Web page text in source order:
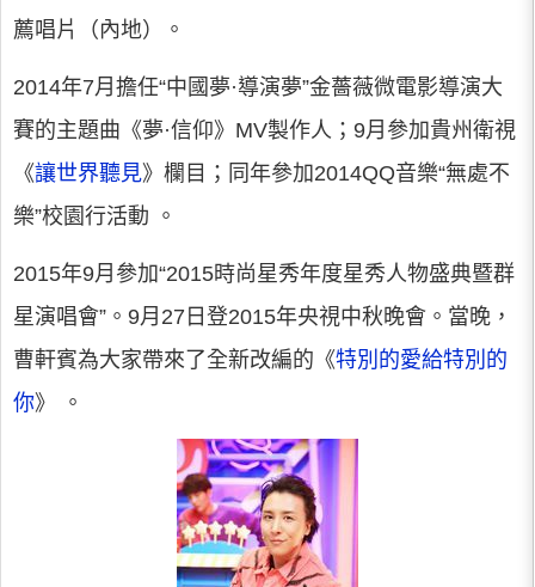
薦唱片（內地）。
2014年7月擔任“中國夢·導演夢”金薔薇微電影導演大
賽的主題曲《夢·信仰》MV製作人；9月參加貴州衛視
《讓世界聽見》欄目；同年參加2014QQ音樂“無處不
樂”校園行活動 。
2015年9月參加“2015時尚星秀年度星秀人物盛典暨群
星演唱會”。9月27日登2015年央視中秋晚會。當晚，
曹軒賓為大家帶來了全新改編的《特別的愛給特別的
你》 。